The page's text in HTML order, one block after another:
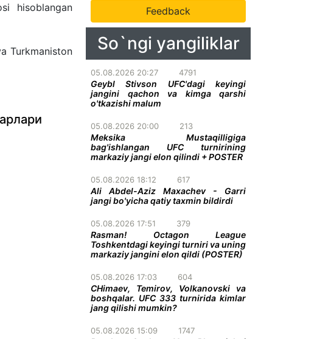
hisoblangan
Turkmaniston
Feedback
So`ngi yangiliklar
05.08.2026 20:27 4791
Geybl Stivson UFC'dagi keyingi
jangini qachon va kimga qarshi
o'tkazishi malum
05.08.2026 20:00 213
Meksika Mustaqilligiga
bag'ishlangan UFC turnirining
markaziy jangi elon qilindi + POSTER
05.08.2026 18:12 617
Ali Abdel-Aziz Maxachev - Garri
jangi bo'yicha qatiy taxmin bildirdi
05.08.2026 17:51 379
Rasman! Octagon League
Toshkentdagi keyingi turniri va uning
markaziy jangini elon qildi (POSTER)
05.08.2026 17:03 604
CHimaev, Temirov, Volkanovski va
boshqalar. UFC 333 turnirida kimlar
jang qilishi mumkin?
05.08.2026 15:09 1747